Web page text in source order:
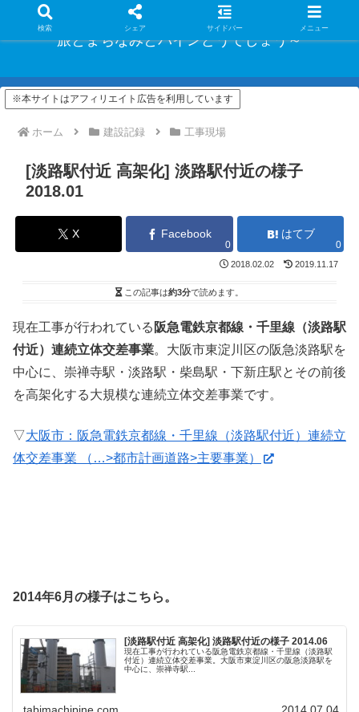
旅とまちなみとパインどうでしょう～
※本サイトはアフィリエイト広告を利用しています
ホーム 建設記録 工事現場
[淡路駅付近 高架化] 淡路駅付近の様子
2018.01
X Facebook
0
はてブ
0
2018.02.02 2019.11.17
この記事は約3分で読めます。
現在工事が行われている 阪急電鉄京都線・千里線（淡路駅
付近）連続立体交差事業。大阪市東淀川区の阪急淡路駅を
中心に、崇禅寺駅・淡路駅・柴島駅・下新庄駅とその前後
を高架化する大規模な連続立体交差事業です。
▽大阪市：阪急電鉄京都線・千里線（淡路駅付近）連続立
体交差事業 （…>都市計画道路>主要事業）
2014年6月の様子はこちら。
[淡路駅付近 高架化] 淡路駅付近の様子 2014.06
現在工事が行われている阪急電鉄京都線・千里線（淡路駅
付近）連続立体交差事業。大阪市東淀川区の阪急淡路駅を
中心に、崇禅寺駅...
検索 シェア サイドバー メニュー